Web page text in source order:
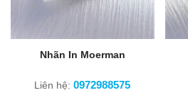
Nhãn In Moerman
Liên hệ:0972988575